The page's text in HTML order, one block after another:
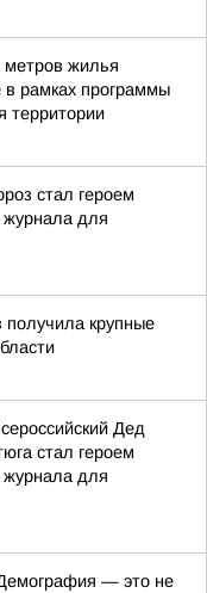
метров жилья
в рамках программы
территории
стал героем
журнала для
получила крупные
Дед
стал героем
журнала для
— это не